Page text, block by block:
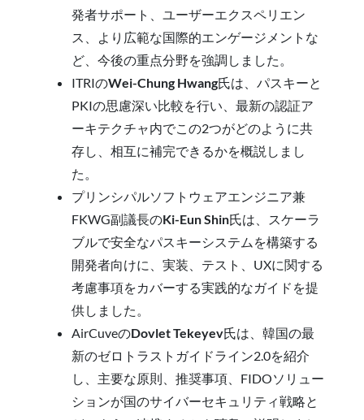
発者サポート、ユーザーエクスペリエン
ス、より広範な国際的エンゲージメントな
ど、今後の重点分野を強調しました。
ITRIのWei-Chung Hwang氏は、パスキーと
PKIの思慮深い比較を行い、最新の認証ア
ーキテクチャ内でこの2つがどのように共
存し、相互に補完できるかを概説しまし
た。
プリンシパルソフトウェアエンジニア兼
FKWG副議長のKi-Eun Shin氏は、スケーラ
ブルで安全なパスキーシステムを構築する
開発者向けに、実装、テスト、UXに関する
考慮事項をカバーする実践的なガイドを提
供しました。
AirCuveのDovlet Tekeyev氏は、韓国の最
新のゼロトラストガイドライン2.0を紹介
し、主要な原則、推奨事項、FIDOソリュー
ションが国のサイバーセキュリティ戦略と